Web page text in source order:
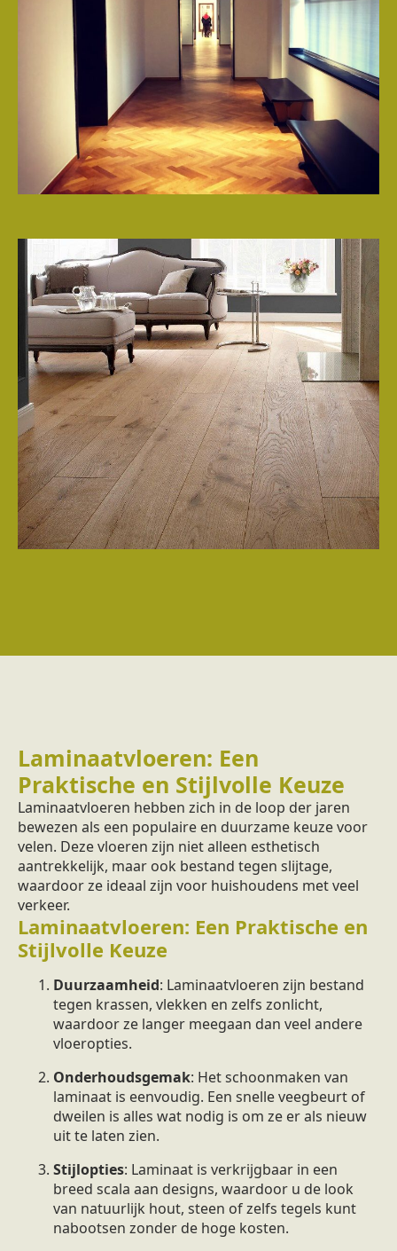
Laminaatvloeren: Een
Praktische en Stijlvolle Keuze
Laminaatvloeren hebben zich in de loop der jaren
bewezen als een populaire en duurzame keuze voor
velen. Deze vloeren zijn niet alleen esthetisch
aantrekkelijk, maar ook bestand tegen slijtage,
waardoor ze ideaal zijn voor huishoudens met veel
verkeer.
Laminaatvloeren: Een Praktische en
Stijlvolle Keuze
Duurzaamheid: Laminaatvloeren zijn bestand
tegen krassen, vlekken en zelfs zonlicht,
waardoor ze langer meegaan dan veel andere
vloeropties.
Onderhoudsgemak: Het schoonmaken van
laminaat is eenvoudig. Een snelle veegbeurt of
dweilen is alles wat nodig is om ze er als nieuw
uit te laten zien.
Stijlopties: Laminaat is verkrijgbaar in een
breed scala aan designs, waardoor u de look
van natuurlijk hout, steen of zelfs tegels kunt
nabootsen zonder de hoge kosten.